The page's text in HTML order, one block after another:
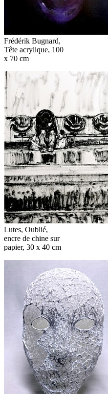
Frédérik Bugnard,
Tête acrylique, 100
x 70 cm
Lutes, Oublié,
encre de chine sur
papier, 30 x 40 cm